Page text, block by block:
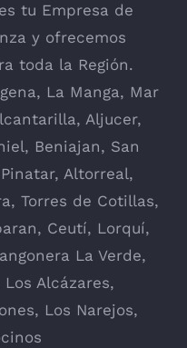
tu Empresa de
y ofrecemos
toda la Región.
, La Manga, Mar
, Aljucer,
, Beniajan, San
, Altorreal,
, Torres de Cotillas,
, Ceutí, Lorquí,
La Verde,
Los Alcázares,
Los Narejos,